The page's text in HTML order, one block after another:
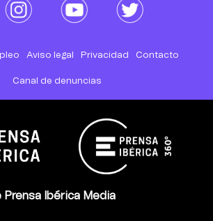
Aviso legal Privacidad Contacto
Canal de denuncias
Ibérica Media